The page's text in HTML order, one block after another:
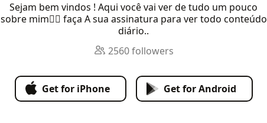
Sejam bem vindos ! Aqui você vai ver de tudo um pouco
sobre mim❤️‍🔥 faça A sua assinatura para ver todo conteúdo
diário..
2560 followers
Get for iPhone Get for Android